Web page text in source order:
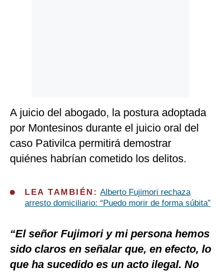
A juicio del abogado, la postura adoptada
por Montesinos durante el juicio oral del
caso Pativilca permitirá demostrar
quiénes habrían cometido los delitos.
LEA TAMBIÉN: Alberto Fujimori rechaza
arresto domiciliario: “Puedo morir de forma súbita”
“El señor Fujimori y mi persona hemos
sido claros en señalar que, en efecto, lo
que ha sucedido es un acto ilegal. No